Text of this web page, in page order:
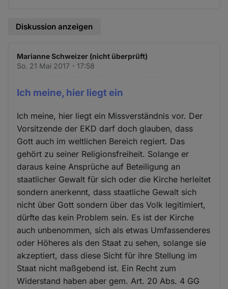
Diskussion anzeigen
Marianne Schweizer (nicht überprüft)
So. 21 Mai 2017 - 17:58
Ich meine, hier liegt ein
Ich meine, hier liegt ein Missverständnis vor. Der
Vorsitzende der EKD darf doch glauben, dass
Gott auch im weltlichen Bereich regiert. Das
gehört zu seiner Religionsfreiheit. Solange er
daraus keine Ansprüche auf Beteiligung an
staatlicher Gewalt für sich oder die Kirche herleitet
sondern anerkennt, dass staatliche Gewalt sich
nicht über Gott sondern über das Volk legitimiert,
dürfte das kein Problem sein. Es ist der Kirche
auch unbenommen, sich als etwas Umfassenderes
oder Höheres als den Staat zu sehen, solange sie
akzeptiert, dass diese Sicht für ihre Stellung im
Staat nicht maßgebend ist. Ein Recht zum
Widerstand haben aber gem. Art. 20 Abs. 4 GG